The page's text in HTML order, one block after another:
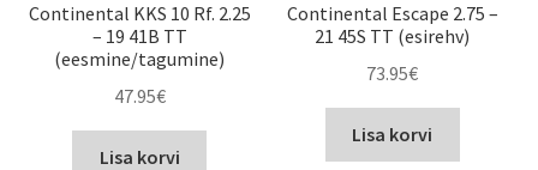
Continental KKS 10 Rf. 2.25
– 19 41B TT
(eesmine/tagumine)
47.95€
Lisa korvi
Continental Escape 2.75 –
21 45S TT (esirehv)
73.95€
Lisa korvi